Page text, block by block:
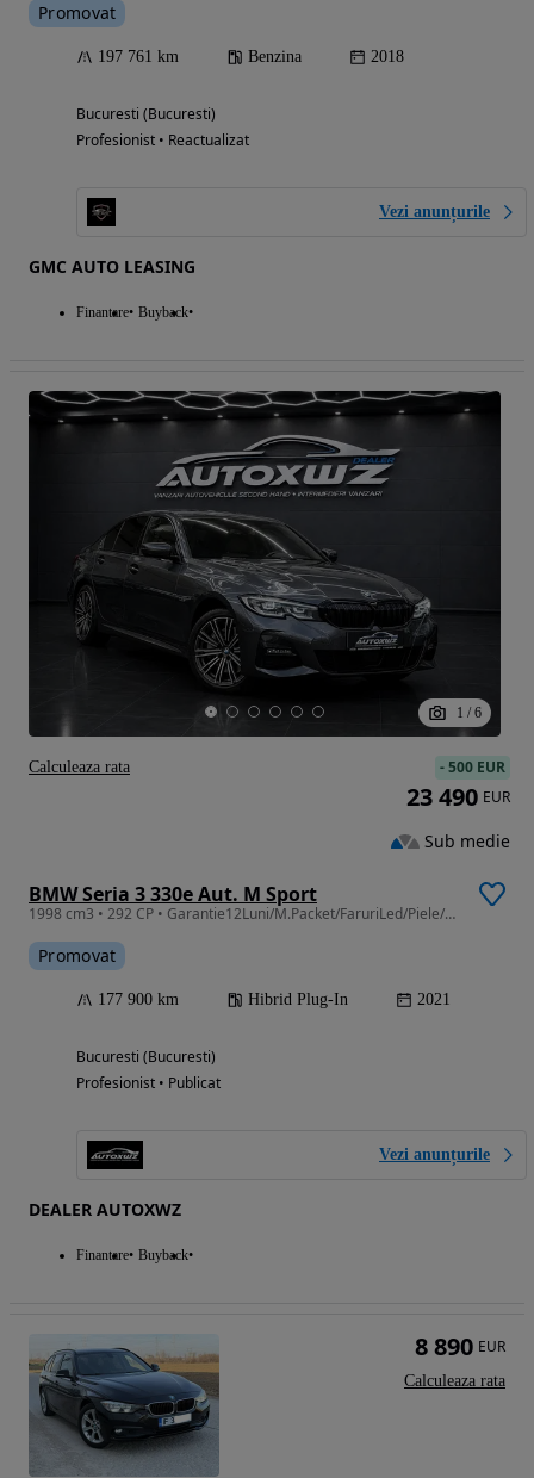
Promovat
197 761 km Benzina 2018
Bucuresti (Bucuresti)
Profesionist • Reactualizat
Vezi anunțurile
GMC AUTO LEASING
Finantare Buyback
1 / 6
BMW Seria 3 330e Aut. M Sport
1998 cm3 • 292 CP • Garantie12Luni/M.Packet/FaruriLed/Piele/Distronic/Camera
Promovat
177 900 km Hibrid Plug-In 2021
Bucuresti (Bucuresti)
Profesionist • Publicat
Vezi anunțurile
DEALER AUTOXWZ
Finantare Buyback
-500 EUR
23 490 EUR
Sub medie
Calculeaza rata
8 890 EUR
Calculeaza rata